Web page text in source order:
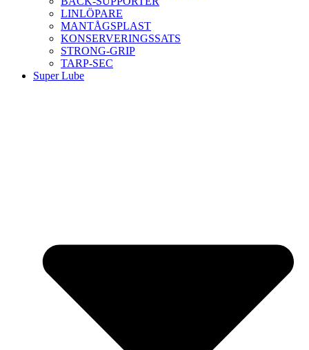
LINLÖPARE
MANTÅGSPLAST
KONSERVERINGSSATS
STRONG-GRIP
TARP-SEC
Super Lube